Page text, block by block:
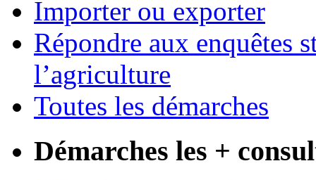
Importer ou exporter
Répondre aux enquêtes
l’agriculture
Toutes les démarches
Démarches les +